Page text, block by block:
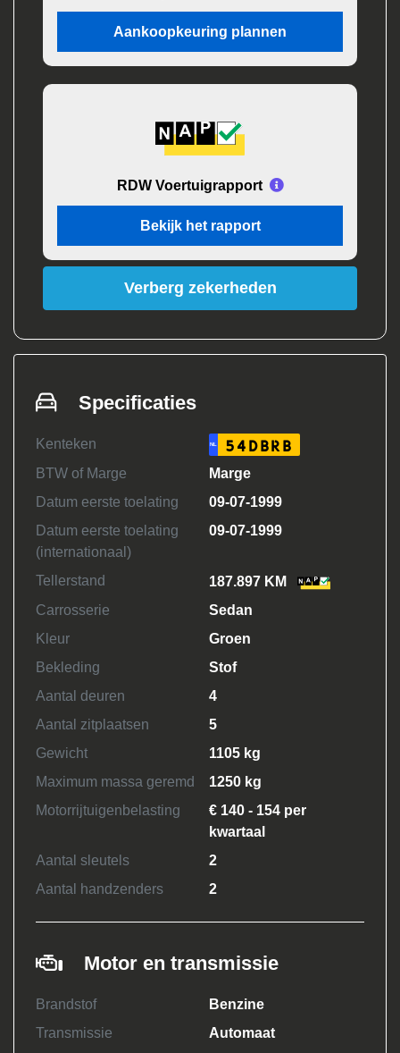
Aankoopkeuring plannen
RDW Voertuigrapport
Bekijk het rapport
Verberg zekerheden
Specificaties
Kenteken NL 54DBRB
BTW of Marge
Marge
Datum eerste toelating
09-07-1999
Datum eerste toelating
(internationaal)
09-07-1999
Tellerstand
187.897 KM
Carrosserie
Sedan
Kleur
Groen
Bekleding
Stof
Aantal deuren
4
Aantal zitplaatsen
5
Gewicht
1105 kg
Maximum massa geremd
1250 kg
Motorrijtuigenbelasting
€ 140 - 154 per
kwartaal
Aantal sleutels
2
Aantal handzenders
2
Motor en transmissie
Brandstof
Benzine
Transmissie
Automaat